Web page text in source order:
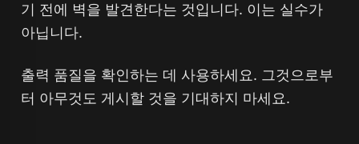
기 전에 벽을 발견한다는 것입니다. 이는 실수가
아닙니다.
출력 품질을 확인하는 데 사용하세요. 그것으로부
터 아무것도 게시할 것을 기대하지 마세요.